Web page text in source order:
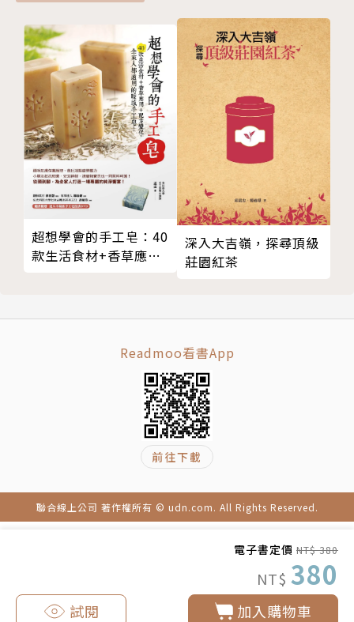
電子書定價 NT$ 380
NT$ 380
加入購物車
試閱
★★★重點3→營養師親研42道減醣家常菜+7日減醣便
當，飯麵鍋物都能吃，好煮又美味！
想減肥跟著營養師吃準沒錯，宋侑璇老師親自設計42
道減醣家常菜，每道料理都標示醣類／蛋白質／碳水化
合物及熱量，還有特製7日減醣便當共55道好菜，讓你
在家吃或上班帶便當，減肥不脫鉤！更棒的是，只要利
用小技巧，飯麵鍋物通通都能吃，美味又不爆卡！
★★★重點4→自身經驗實證有效，想要短期速瘦或長
期維持身材，靠一招就成功！
宋侑璇營養師曾靠著「輕斷食」一年瘦35公斤，爾後
又精進並鑽研更適合一般大眾的「234瘦身飲食法」作
者親自實證身材又更精瘦，更有學員一年瘦23公斤。
瘦身飲食法」，一旦瘦下來就怕復胖，只要將堅守3大
★★★重點5→特別加值四周FIT循環運動，跟著營養
師動吃，讓你想變胖都難！
想要瘦得快，身材又緊實，一定要跟著只要跟著宋侑璇
營養師的獨家「四周FIT循環運動」，不用上健身房，
不用私人教練花大錢，只要一張瑜伽墊，就能徹底甩掉
身上的肥油，讓你瘦得緊實有曲線，讓你想變胖都很
難！
宋侑璇
原則5【適量低醣水果】補充微量元素、礦物質
原則6【低脂奶類保骨本】補充鈣質與維生素B2
3、掌握「234 瘦身飲食法」的攝取分量！
PART3 營養師解密瘦身飲食法3大原則，這樣吃美味又
低卡！
1、2要：醣、糖兩種要分清楚，關鍵在糖分量！
2、3好：優良油品，優質蛋白質，好澱粉，維持身體
所需養分。
3、4煮：以蒸、煮、炒、拌為主，不油炸，減少身體
多餘負擔。
PART4 營養師親研55道234瘦身家常菜，日日健康吃
美味又滿足
大滷菜
海鮮類
茄汁魚片
鹽烤鯖魚
超想學會的手工皂：40
款生活食材+香草應用
深入大吉嶺，探尋頂級
莊園紅茶
Readmoo看書App
前往下載
聯合線上公司 著作權所有 © udn.com. All Rights Reserved.